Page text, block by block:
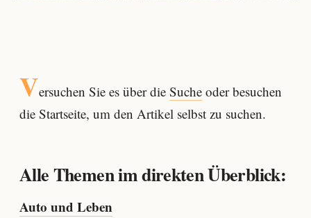
Versuchen Sie es über die Sucheoder besuchen
die Startseite, um den Artikel selbst zu suchen.
Alle Themen im direkten Überblick:
Auto und Leben